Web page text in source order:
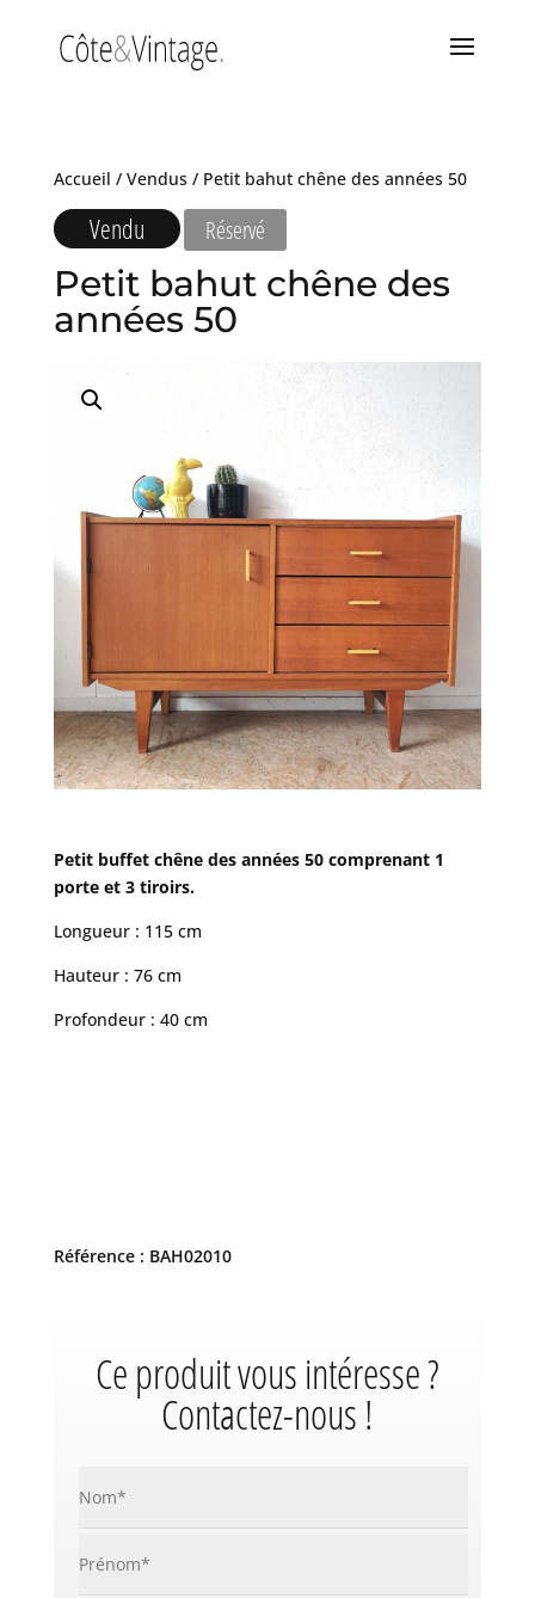
Accueil / Vendus/ Petit bahut chêne des années 50
Vendu Réservé
Petit bahut chêne des
années 50
Petit buffet chêne des années 50 comprenant 1
porte et 3 tiroirs.
Longueur : 115 cm
Hauteur : 76 cm
Profondeur : 40 cm
Référence : BAH02010
Ce produit vous intéresse ?
Contactez-nous !